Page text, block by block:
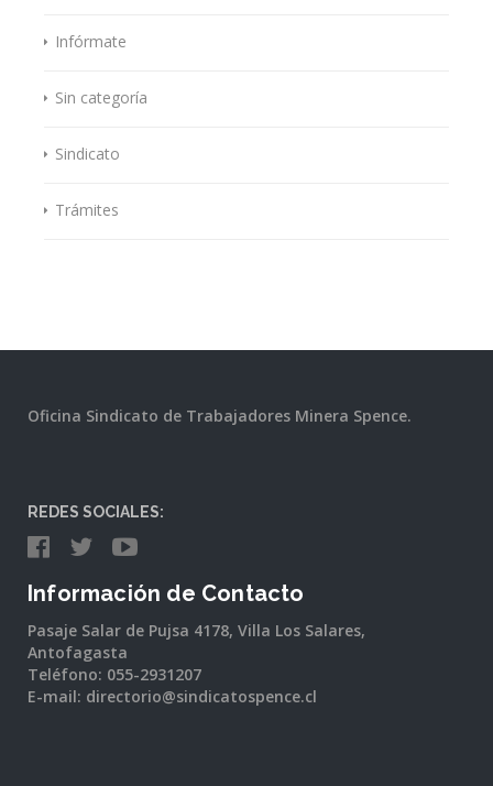
Infórmate
Sin categoría
Sindicato
Trámites
Oficina Sindicato de Trabajadores Minera Spence.
REDES SOCIALES:
Información de Contacto
Pasaje Salar de Pujsa 4178, Villa Los Salares,
Antofagasta
Teléfono: 055-2931207
E-mail: directorio@sindicatospence.cl